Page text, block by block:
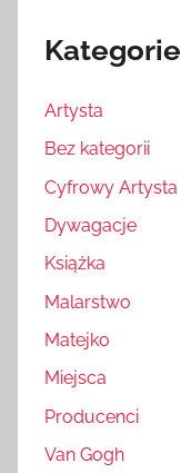
Kategorie
Artysta
Bez kategorii
Cyfrowy Artysta
Dywagacje
Książka
Malarstwo
Matejko
Miejsca
Producenci
Van Gogh